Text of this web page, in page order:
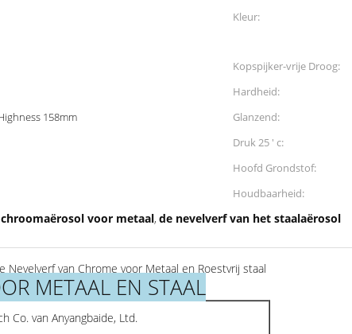
Kleur:
Kopspijker-vrije Droog:
Hardheid:
158mm Glanzend:
Druk 25 ' c:
Hoofd Grondstof:
Houdbaarheid:
voor metaal, de nevelverf van het staalaërosol
van Chrome voor Metaal en Roestvrij staal
METAAL EN STAAL
Co. van Anyangbaide, Ltd.